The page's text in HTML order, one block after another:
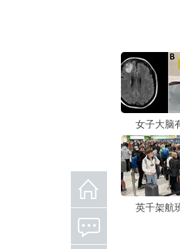
女子大脑
英千架航